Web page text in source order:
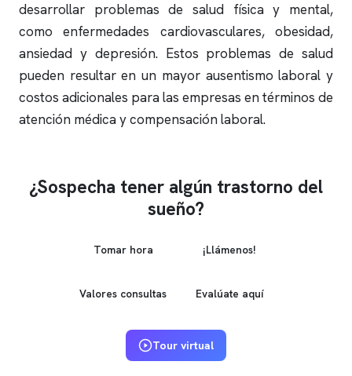
desarrollar problemas de salud física y mental,
como enfermedades cardiovasculares, obesidad,
ansiedad y depresión. Estos problemas de salud
pueden resultar en un mayor ausentismo laboral y
costos adicionales para las empresas en términos de
atención médica y compensación laboral.
¿Sospecha tener algún trastorno del
sueño?
Tomar hora ¡Llámenos!
Valores consultas Evalúate aquí
Tour virtual